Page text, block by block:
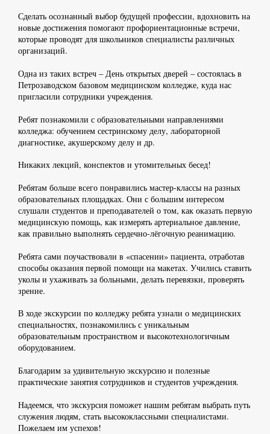
Сделать осознанный выбор будущей профессии, вдохновить на
новые достижения помогают профориентационные встречи,
которые проводят для школьников специалисты различных
организаций.
Одна из таких встреч – День открытых дверей – состоялась в
Петрозаводском базовом медицинском колледже, куда нас
пригласили сотрудники учреждения.
Ребят познакомили с образовательными направлениями
колледжа: обучением сестринскому делу, лабораторной
диагностике, акушерскому делу и др.
Никаких лекций, конспектов и утомительных бесед!
Ребятам больше всего понравились мастер-классы на разных
образовательных площадках. Они с большим интересом
слушали студентов и преподавателей о том, как оказать первую
медицинскую помощь, как измерять артериальное давление,
как правильно выполнять сердечно-лёгочную реанимацию.
Ребята сами поучаствовали в «спасении» пациента, отработав
способы оказания первой помощи на макетах. Учились ставить
уколы и ухаживать за больными, делать перевязки, проверять
зрение.
В ходе экскурсии по колледжу ребята узнали о медицинских
специальностях, познакомились с уникальным
образовательным пространством и высокотехнологичным
оборудованием.
Благодарим за удивительную экскурсию и полезные
практические занятия сотрудников и студентов учреждения.
Надеемся, что экскурсия поможет нашим ребятам выбрать путь
служения людям, стать высококлассными специалистами.
Пожелаем им успехов!